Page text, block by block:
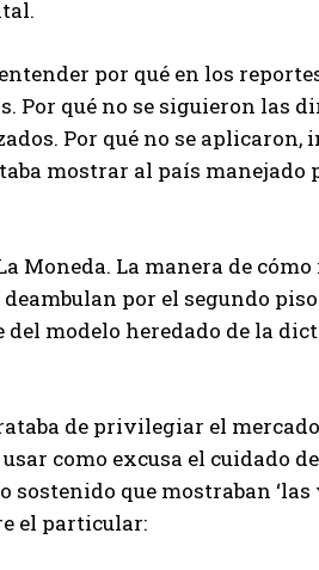
por qué en los
Por qué no se siguieron las
Por qué no se aplicaron,
mostrar al país
Moneda. La manera de
deambulan por el segundo
modelo heredado de la
de privilegiar el
como excusa el cuidado
sostenido que mostraban
el particular: